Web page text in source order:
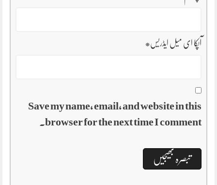
آپکا ای میل ایڈریس*
Save my name, email, and website in this
browser for the next time I comment.